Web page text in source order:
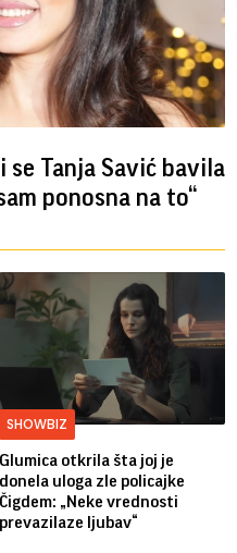
se Tanja Savić bavila
ponosna na to“
SHOWBIZ
Glumica otkrila šta joj je
donela uloga zle policajke
Čigdem: „Neke vrednosti
prevazilaze ljubav“